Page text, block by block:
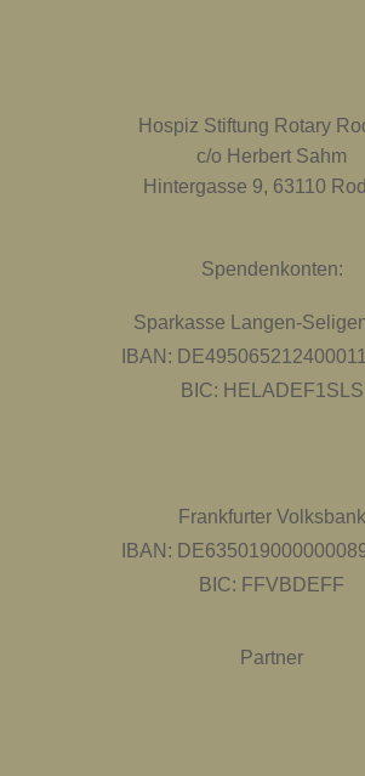
Hospiz Stiftung Rotary
c/o Herbert Sahm
Hintergasse 9, 63110
Spendenkonten:
Sparkasse Langen-
IBAN:
BIC: HELADEF1SLS
Frankfurter Volksbank
IBAN:
BIC: FFVBDEFF
Partner